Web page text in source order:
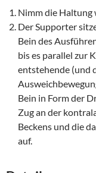
Nimm die Haltung
Der Supporter
Bein des
bis es parallel zur
entstehende (und
Bein in Form der
Zug an der
Beckens und die
auf.